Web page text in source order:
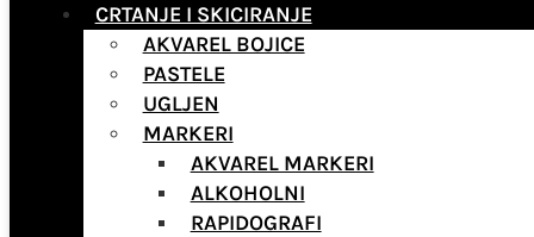
CRTANJE I SKICIRANJE
AKVAREL BOJICE
PASTELE
UGLJEN
MARKERI
AKVAREL MARKERI
ALKOHOLNI
RAPIDOGRAFI